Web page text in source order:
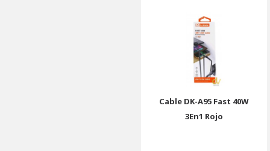
Cable DK-A95 Fast 40W
3En1 Rojo